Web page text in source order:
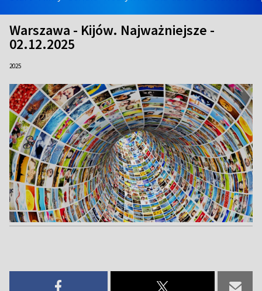
Warszawa - Kijów. Najważniejsze -
02.12.2025
2025